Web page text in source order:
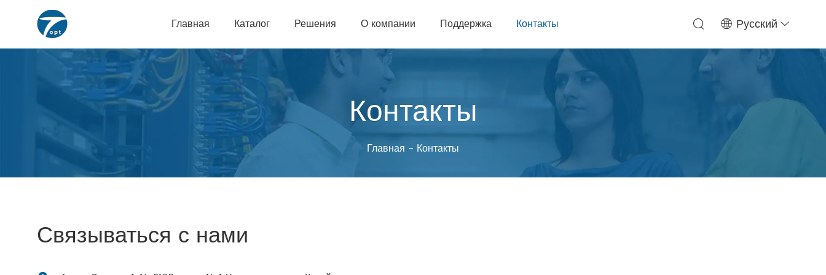
Главная Каталог Решения О компании Поддержка Контакты Русский
Контакты
Главная - Контакты
Связываться с нами